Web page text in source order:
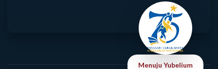
Menuju Yubelium